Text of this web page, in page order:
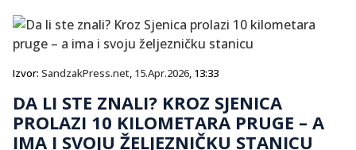
Izvor: SandzakPress.net, 15.Apr.2026, 13:33
DA LI STE ZNALI? KROZ SJENICA
PROLAZI 10 KILOMETARA PRUGE – A
IMA I SVOJU ŽELJEZNIČKU STANICU